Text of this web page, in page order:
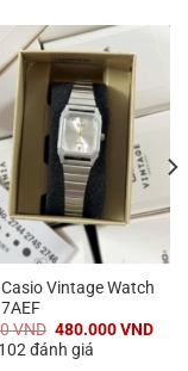
Vintage Watch
VND Giá
gốc
là:
480.000VNDGiá
102 đánh giá